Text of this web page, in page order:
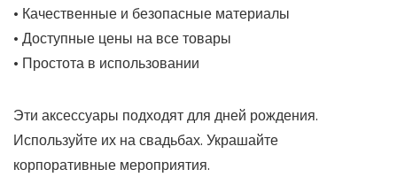
• Качественные и безопасные материалы
• Доступные цены на все товары
• Простота в использовании
Эти аксессуары подходят для дней рождения.
Используйте их на свадьбах. Украшайте
корпоративные мероприятия.